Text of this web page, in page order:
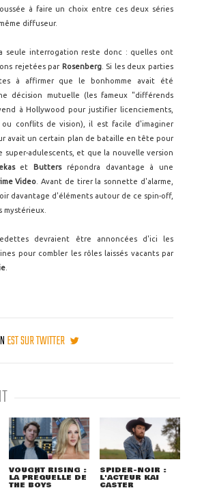
à faire un choix entre ces deux séries
diffuseur.
seule interrogation reste donc : quelles ont
rejetées par Rosenberg. Si les deux parties
à affirmer que le bonhomme avait été
décision mutuelle (les fameux "différends
à Hollywood pour justifier licenciements,
ou conflits de vision), il est facile d'imaginer
avait un certain plan de bataille en tête pour
super-adulescents, et que la nouvelle version
et Buttersrépondra davantage à une
Video . Avant de tirer la sonnette d'alarme,
davantage d'éléments autour de ce spin-off,
devraient être annoncées d'ici les
pour combler les rôles laissés vacants par
EST SUR TWITTER
VOUGHT RISING :
LA PRÉQUELLE DE
THE BOYS
SPIDER-NOIR :
L'ACTEUR KAI
CASTER